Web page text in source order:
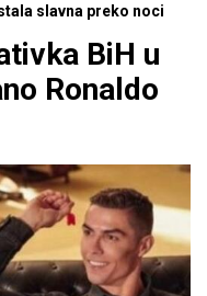
slavna preko noci
BiH u
Ronaldo